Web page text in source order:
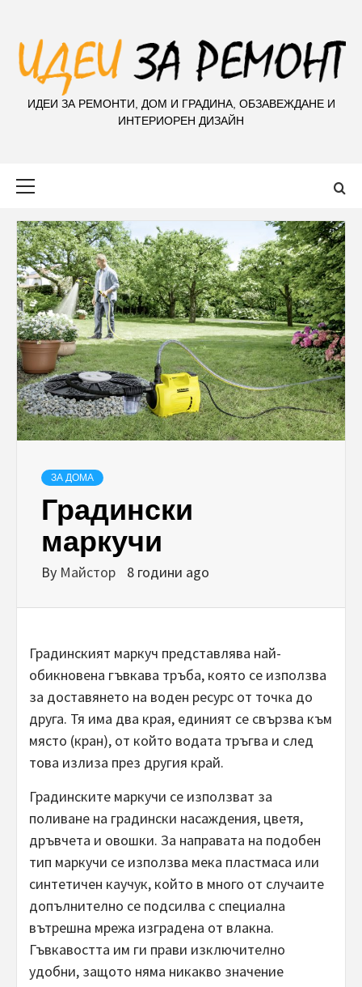
ИДЕИ ЗА РЕМОНТИ, ДОМ И ГРАДИНА, ОБЗАВЕЖДАНЕ И
ИНТЕРИОРЕН ДИЗАЙН
ЗА ДОМА
Градински
маркучи
By Майстор 8 години ago
Градинският маркуч представлява най-
обикновена гъвкава тръба, която се използва
за доставянето на воден ресурс от точка до
друга. Тя има два края, единият се свързва към
място (кран), от който водата тръгва и след
това излиза през другия край.
Градинските маркучи се използват за
поливане на градински насаждения, цветя,
дръвчета и овошки. За направата на подобен
тип маркучи се използва мека пластмаса или
синтетичен каучук, който в много от случаите
допълнително се подсилва с специална
вътрешна мрежа изградена от влакна.
Гъвкавостта им ги прави изключително
удобни, защото няма никакво значение